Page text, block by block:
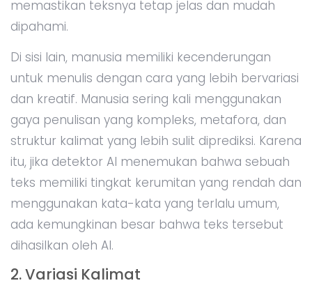
memastikan teksnya tetap jelas dan mudah
dipahami.
Di sisi lain, manusia memiliki kecenderungan
untuk menulis dengan cara yang lebih bervariasi
dan kreatif. Manusia sering kali menggunakan
gaya penulisan yang kompleks, metafora, dan
struktur kalimat yang lebih sulit diprediksi. Karena
itu, jika detektor AI menemukan bahwa sebuah
teks memiliki tingkat kerumitan yang rendah dan
menggunakan kata-kata yang terlalu umum,
ada kemungkinan besar bahwa teks tersebut
dihasilkan oleh AI.
2. Variasi Kalimat